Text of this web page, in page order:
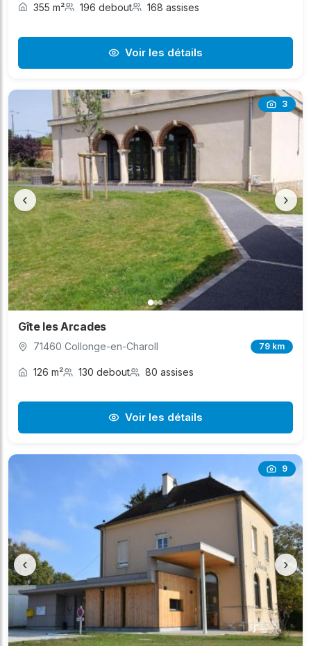
355 m² 196 debout 168 assises
Voir les détails
3
‹ ›
Gîte les Arcades
71460 Collonge-en-Charoll 79 km
126 m² 130 debout 80 assises
Voir les détails
9
‹ ›